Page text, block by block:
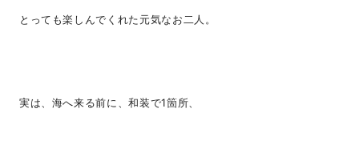
とっても楽しんでくれた元気なお二人。
実は、海へ来る前に、和装で1箇所、